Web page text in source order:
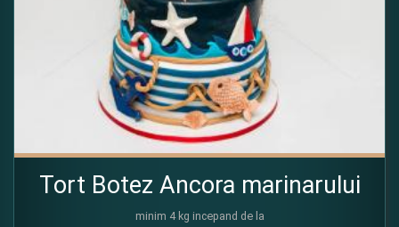
Tort Botez Ancora marinarului
minim 4 kg incepand de la